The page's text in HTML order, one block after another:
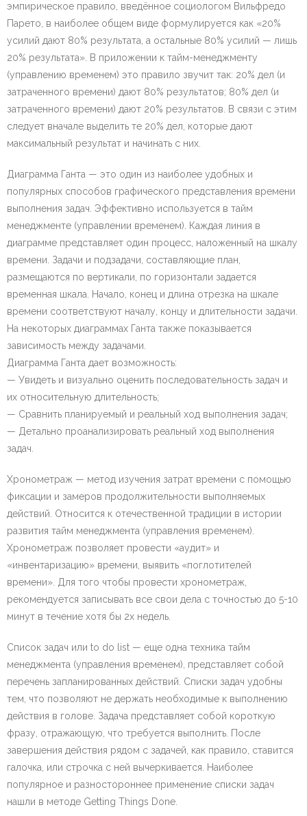
эмпирическое правило, введённое социологом Вильфредо
Парето, в наиболее общем виде формулируется как «20%
усилий дают 80% результата, а остальные 80% усилий — лишь
20% результата». В приложении к тайм-менеджменту
(управлению временем) это правило звучит так: 20% дел (и
затраченного времени) дают 80% результатов; 80% дел (и
затраченного времени) дают 20% результатов. В связи с этим
следует вначале выделить те 20% дел, которые дают
максимальный результат и начинать с них.
Диаграмма Ганта — это один из наиболее удобных и
популярных способов графического представления времени
выполнения задач. Эффективно используется в тайм
менеджменте (управлении временем). Каждая линия в
диаграмме представляет один процесс, наложенный на шкалу
времени. Задачи и подзадачи, составляющие план,
размещаются по вертикали, по горизонтали задается
временная шкала. Начало, конец и длина отрезка на шкале
времени соответствуют началу, концу и длительности задачи.
На некоторых диаграммах Ганта также показывается
зависимость между задачами.
Диаграмма Ганта дает возможность:
— Увидеть и визуально оценить последовательность задач и
их относительную длительность;
— Сравнить планируемый и реальный ход выполнения задач;
— Детально проанализировать реальный ход выполнения
задач.
Хронометраж — метод изучения затрат времени с помощью
фиксации и замеров продолжительности выполняемых
действий. Относится к отечественной традиции в истории
развития тайм менеджмента (управления временем).
Хронометраж позволяет провести «аудит» и
«инвентаризацию» времени, выявить «поглотителей
времени». Для того чтобы провести хронометраж,
рекомендуется записывать все свои дела с точностью до 5-10
минут в течение хотя бы 2х недель.
Список задач или to do list — еще одна техника тайм
менеджмента (управления временем), представляет собой
перечень запланированных действий. Списки задач удобны
тем, что позволяют не держать необходимые к выполнению
действия в голове. Задача представляет собой короткую
фразу, отражающую, что требуется выполнить. После
завершения действия рядом с задачей, как правило, ставится
галочка, или строчка с ней вычеркивается. Наиболее
популярное и разностороннее применение списки задач
нашли в методе Getting Things Done.